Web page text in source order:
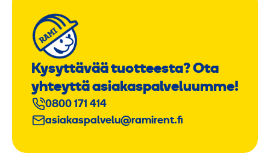
Kysyttävää tuotteesta? Ota
yhteyttä asiakaspalveluumme!
0800 171 414
asiakaspalvelu@ramirent.fi